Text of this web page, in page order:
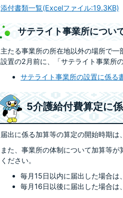
添付書類一覧(Excelファイル:19.3KB)
サテライト事業所につい
主たる事業所の所在地以外の場所で一
設置の2月前に、「サテライト事業所
サテライト事業所の設置に係る
5介護給付費算定に
届出に係る加算等の算定の開始時期は
また、事業所の体制について加算等
ください。
毎月15日以内に届出した場合は
毎月16日以後に届出した場合は